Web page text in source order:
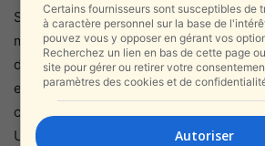
Si l’arrestation des deux suspects
majeure, les enquêteurs s’interrogent
d’éventuels complices. Des pistes
en Belgique, où des receleurs
contactés pour écouler le butin.
Un troisième homme, considéré
Certains fournisseurs sont susceptibles de
à caractère personnel sur la base de
pouvez vous y opposer en gérant vos
Recherchez un lien en bas de cette page
site pour gérer ou retirer votre
paramètres des cookies et de
Autoriser